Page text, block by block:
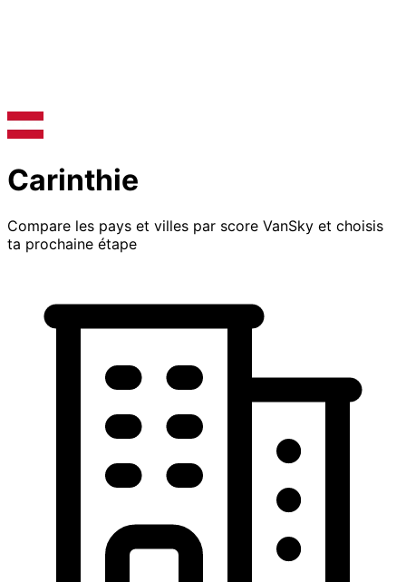
Carinthie
Compare les pays et villes par score VanSky et choisis
ta prochaine étape